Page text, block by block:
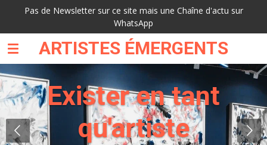
Passer
contenu
principalARTISTES ÉMERGENTS
Pas de Newsletter sur ce site mais une Chaîne d'actu sur
WhatsApp
Exister en tant
qu'artiste